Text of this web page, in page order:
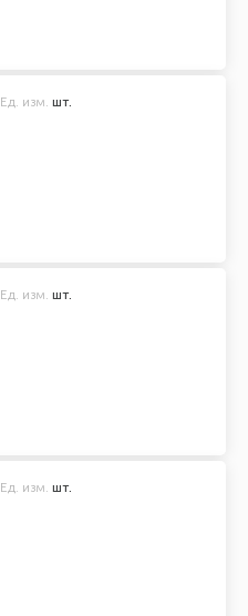
Ед. изм. шт.
Ед. изм. шт.
Ед. изм. шт.